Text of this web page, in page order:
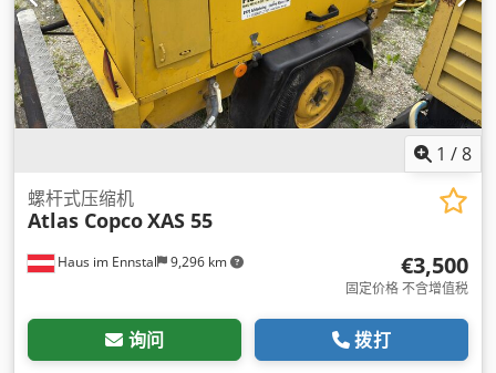
1 /8
Haus im Ennstal 9,296 km
螺杆式压缩机
Atlas CopcoXAS 55
€3,500
固定价格 不含增值税
询问 拨打